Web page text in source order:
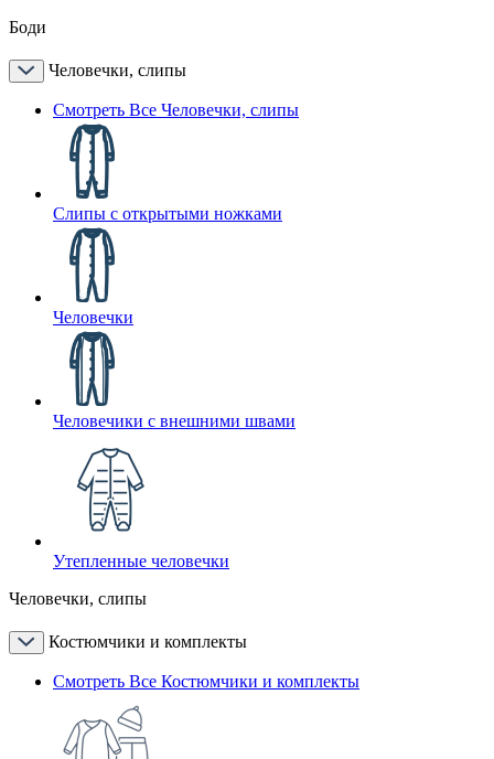
Боди
Человечки, слипы
Смотреть Все Человечки, слипы
Слипы с открытыми ножками
Человечки
Человечики с внешними швами
Утепленные человечки
Человечки, слипы
Костюмчики и комплекты
Смотреть Все Костюмчики и комплекты